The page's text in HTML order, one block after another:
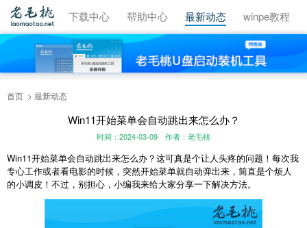
视频教程 下载中心 帮助中心 最新动态 winpe教程
首页 最新动态
Win11开始菜单会自动跳出来怎么办？
时间：2024-03-09 作者：老毛桃
Win11开始菜单会自动跳出来怎么办？这可真是个让人头疼的问题！每次我
专心工作或者看电影的时候，突然开始菜单就自动弹出来，简直是个烦人
的小调皮！不过，别担心，小编我来给大家分享一下解决方法。